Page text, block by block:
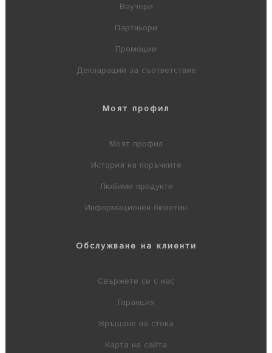
Ваучери
Партньори
Промоции
Декларации за съответствие
Моят профил
Моят профил
История на поръчките
Любими продукти
Информационен бюлетин
Обслужване на клиенти
Свържете се с нас
Гаранция
Връщане на стока
Карта на сайта